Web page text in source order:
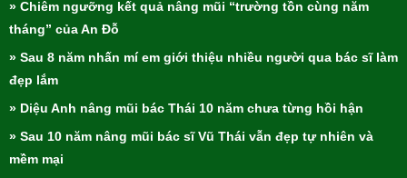
» Chiêm ngưỡng kết quả nâng mũi “trường tồn cùng năm
tháng” của An Đỗ
» Sau 8 năm nhấn mí em giới thiệu nhiều người qua bác sĩ làm
đẹp lắm
» Diệu Anh nâng mũi bác Thái 10 năm chưa từng hồi hận
» Sau 10 năm nâng mũi bác sĩ Vũ Thái vẫn đẹp tự nhiên và
mềm mại